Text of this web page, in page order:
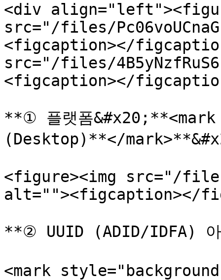
<div
src="/files/
<figcaption></
src="/files/
<figcaption></
**① 플랫폼
(Desktop)**</
<figure><img src="/files/
alt=""><figcaption></
**② UUID (ADID/IDFA)
<mark